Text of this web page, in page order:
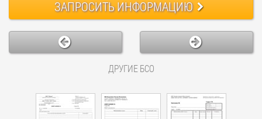
ЗАПРОСИТЬИНФОРМАЦИЮ
ДРУГИЕ БСО